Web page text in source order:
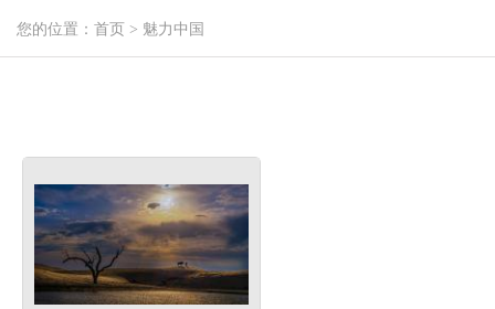
您的位置：首页 > 魅力中国